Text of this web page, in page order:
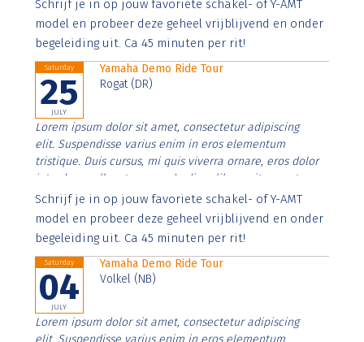
imperdiet. Nunc ut sem vitae risus tristique posuere.
Schrijf je in op jouw favoriete schakel- of Y-AMT
model en probeer deze geheel vrijblijvend en onder
begeleiding uit. Ca 45 minuten per rit!
Saturday
25
JULY
Yamaha Demo Ride Tour
Rogat (DR)
Lorem ipsum dolor sit amet, consectetur adipiscing
elit. Suspendisse varius enim in eros elementum
tristique. Duis cursus, mi quis viverra ornare, eros dolor
interdum nulla, ut commodo diam libero vitae erat.
Aenean faucibus nibh et justo cursus id rutrum lorem
imperdiet. Nunc ut sem vitae risus tristique posuere.
Schrijf je in op jouw favoriete schakel- of Y-AMT
model en probeer deze geheel vrijblijvend en onder
begeleiding uit. Ca 45 minuten per rit!
Saturday
04
JULY
Yamaha Demo Ride Tour
Volkel (NB)
Lorem ipsum dolor sit amet, consectetur adipiscing
elit. Suspendisse varius enim in eros elementum